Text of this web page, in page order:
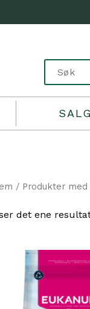
SALG
/ Produkter
det ene